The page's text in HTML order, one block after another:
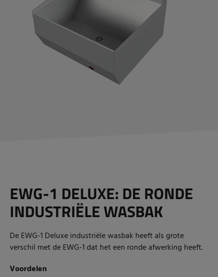
EWG-1 DELUXE: DE RONDE
INDUSTRIËLE WASBAK
De EWG-1 Deluxe industriële wasbak heeft als grote
verschil met de EWG-1 dat het een ronde afwerking heeft.
Voordelen